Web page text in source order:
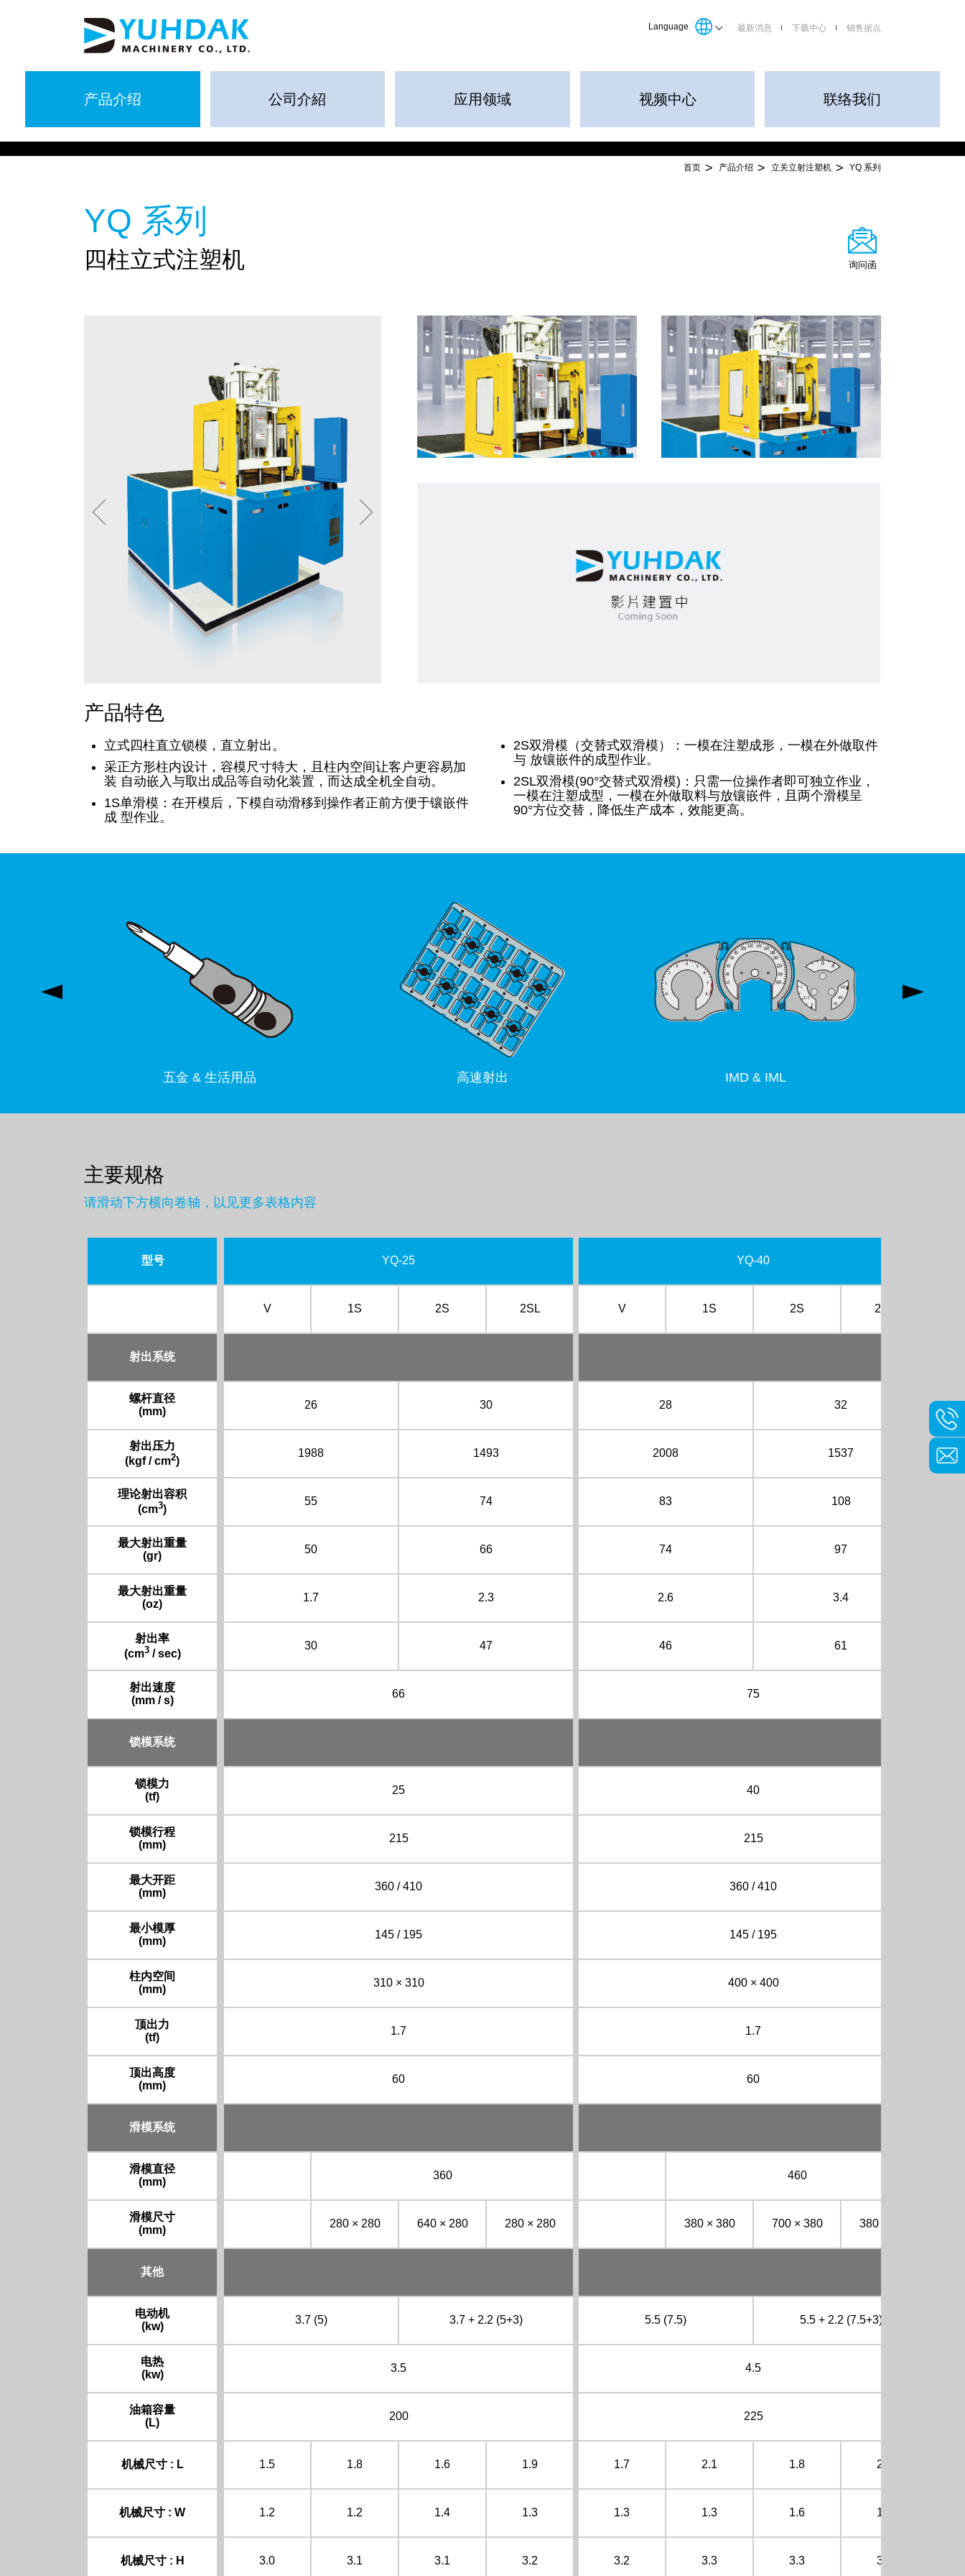
Language 最新消息 下载中心 销售据点
产品介绍 公司介紹 应用领域 视频中心 联络我们
首页 产品介绍 立关立射注塑机 YQ 系列
YQ 系列
四柱立式注塑机 询问函
产品特色
立式四柱直立锁模，直立射出。
采正方形柱内设计，容模尺寸特大，且柱内空间让客户更容易加
装 自动嵌入与取出成品等自动化装置，而达成全机全自动。
1S单滑模：在开模后，下模自动滑移到操作者正前方便于镶嵌件
成 型作业。
2S双滑模（交替式双滑模）：一模在注塑成形，一模在外做取件
与 放镶嵌件的成型作业。
2SL双滑模(90°交替式双滑模)：只需一位操作者即可独立作业，
一模在注塑成型，一模在外做取料与放镶嵌件，且两个滑模呈
90°方位交替，降低生产成本，效能更高。
五金 & 生活用品 高速射出 IMD & IML
主要规格
请滑动下方横向卷轴，以见更多表格内容
型号
射出系统
螺杆直径
(mm)
射出压力
(kgf / cm2)
理论射出容积
(cm3)
最大射出重量
(gr)
最大射出重量
(oz)
射出率
(cm3/ sec)
射出速度
(mm / s)
锁模系统
锁模力
(tf)
锁模行程
(mm)
最大开距
(mm)
最小模厚
(mm)
柱内空间
(mm)
顶出力
(tf)
顶出高度
(mm)
滑模系统
滑模直径
(mm)
滑模尺寸
(mm)
其他
电动机
(kw)
电热
(kw)
油箱容量
(L)
机械尺寸 : L
机械尺寸 : W
机械尺寸 : H
YQ-25
V 1S 2S 2SL
26 30
1988 1493
55 74
50 66
1.7 2.3
30 47
66
25
215
360 / 410
145 / 195
310 × 310
1.7
60
360
280 × 280 640 × 280 280 × 280
3.7 (5) 3.7 + 2.2 (5+3)
3.5
200
1.5 1.8 1.6 1.9
1.2 1.2 1.4 1.3
3.0 3.1 3.1 3.2
YQ-40
V 1S 2S 2SL
28 32
2008 1537
83 108
74 97
2.6 3.4
46 61
75
40
215
360 / 410
145 / 195
400 × 400
1.7
60
460
380 × 380 700 × 380 380 × 380
5.5 (7.5) 5.5 + 2.2 (7.5+3)
4.5
225
1.7 2.1 1.8 2.2
1.3 1.3 1.6 1.5
3.2 3.3 3.3 3.4